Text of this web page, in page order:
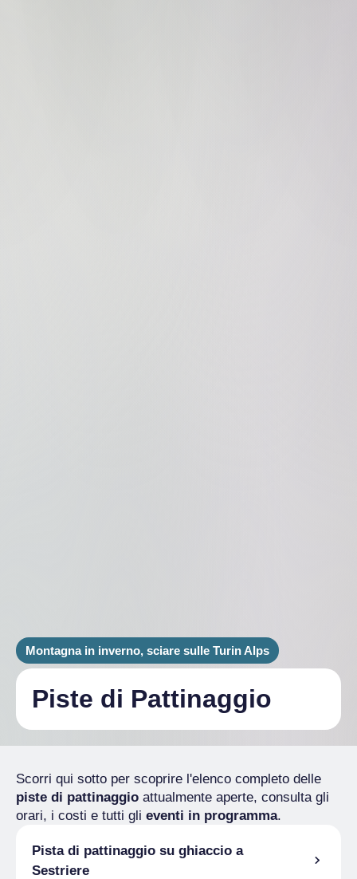
Montagna in inverno, sciare sulle Turin Alps
Piste di Pattinaggio
Scorri qui sotto per scoprire l'elenco completo delle
piste di pattinaggio attualmente aperte, consulta gli
orari, i costi e tutti gli eventi in programma.
Pista di pattinaggio su ghiaccio a
Sestriere